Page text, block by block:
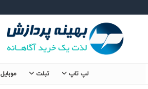
لپ تاپ تبلت موبایل